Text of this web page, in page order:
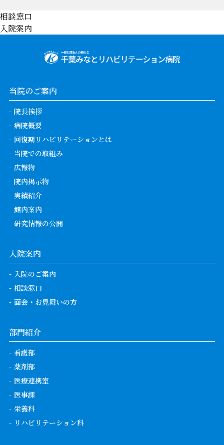
相談窓口
入院案内
当院のご案内
院長挨拶
病院概要
回復期リハビリテーションとは
当院での取組み
広報物
院内掲示物
実績紹介
館内案内
研究情報の公開
入院案内
入院のご案内
相談窓口
面会・お見舞いの方
部門紹介
看護部
薬剤部
医療連携室
医事課
栄養科
リハビリテーション科